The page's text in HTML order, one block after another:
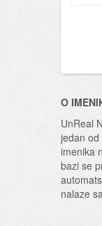
O
UnReal
jedan od
imenika
bazi se
nalaze